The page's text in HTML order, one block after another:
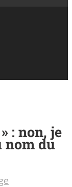
: non, je
nom du